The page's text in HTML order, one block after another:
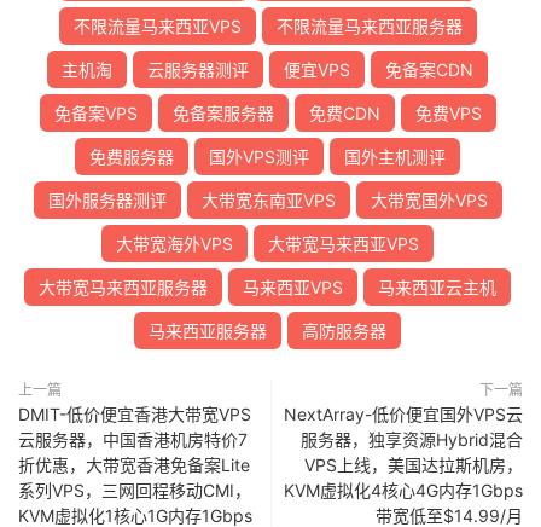
不限流量马来西亚VPS 不限流量马来西亚服务器
主机淘 云服务器测评 便宜VPS 免备案CDN
免备案VPS 免备案服务器 免费CDN 免费VPS
免费服务器 国外VPS测评 国外主机测评
国外服务器测评 大带宽东南亚VPS 大带宽国外VPS
大带宽海外VPS 大带宽马来西亚VPS
大带宽马来西亚服务器 马来西亚VPS 马来西亚云主机
马来西亚服务器 高防服务器
上一篇
DMIT-低价便宜香港大带宽VPS
云服务器，中国香港机房特价7
折优惠，大带宽香港免备案Lite
系列VPS，三网回程移动CMI，
KVM虚拟化1核心1G内存1Gbps
下一篇
NextArray-低价便宜国外VPS云
服务器，独享资源Hybrid混合
VPS上线，美国达拉斯机房，
KVM虚拟化4核心4G内存1Gbps
带宽低至$14.99/月